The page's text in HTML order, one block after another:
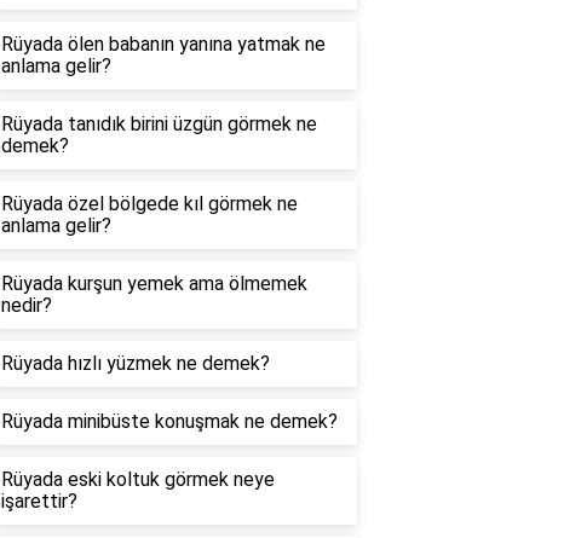
Rüyada ölen babanın yanına yatmak ne
anlama gelir?
Rüyada tanıdık birini üzgün görmek ne
demek?
Rüyada özel bölgede kıl görmek ne
anlama gelir?
Rüyada kurşun yemek ama ölmemek
nedir?
Rüyada hızlı yüzmek ne demek?
Rüyada minibüste konuşmak ne demek?
Rüyada eski koltuk görmek neye
işarettir?